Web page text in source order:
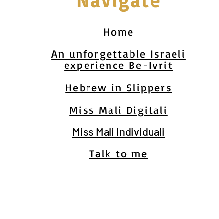
Home
An unforgettable Israeli
experience Be-Ivrit
Hebrew in Slippers
Miss Mali Digitali
Miss Mali Individuali
Talk to me